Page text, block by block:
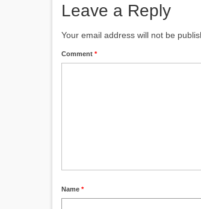
Leave a Reply
Your email address will not be
Comment *
Name *